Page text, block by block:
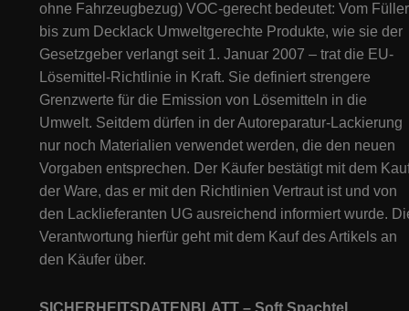
ohne Fahrzeugbezug) VOC-gerecht bedeutet: Vom Füller
bis zum Decklack Umweltgerechte Produkte, wie sie der
Gesetzgeber verlangt seit 1. Januar 2007 – trat die EU-
Lösemittel-Richtlinie in Kraft. Sie definiert strengere
Grenzwerte für die Emission von Lösemitteln in die
Umwelt. Seitdem dürfen in der Autoreparatur-Lackierung
nur noch Materialien verwendet werden, die den neuen
Vorgaben entsprechen. Der Käufer bestätigt mit dem
der Ware, das er mit den Richtlinien Vertraut ist und von
den Lacklieferanten UG ausreichend informiert wurde.
Verantwortung hierfür geht mit dem Kauf des Artikels an
den Käufer über.